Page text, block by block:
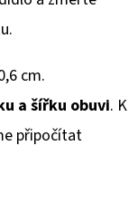
cm.
a šířku obuvi. K
připočítat